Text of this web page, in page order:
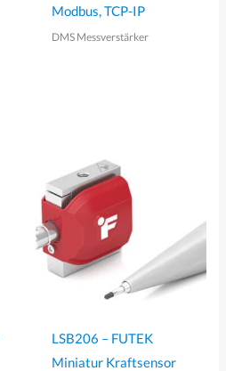
Modbus, TCP-IP
DMS Messverstärker
LSB206 – FUTEK
Miniatur Kraftsensor